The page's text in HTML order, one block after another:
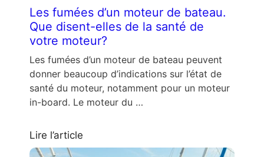
Les fumées d’un moteur de bateau.
Que disent-elles de la santé de
votre moteur?
Les fumées d’un moteur de bateau peuvent
donner beaucoup d’indications sur l’état de
santé du moteur, notamment pour un moteur
in-board. Le moteur du …
Lire l’article